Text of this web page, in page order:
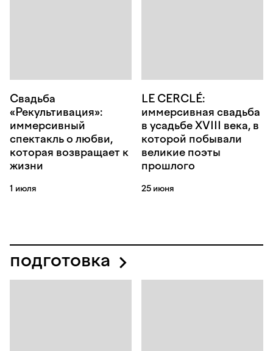
Свадьба
«Рекультивация»:
иммерсивный
спектакль о любви,
которая возвращает к
жизни
1 июля
LE CERCLÉ:
иммерсивная свадьба
в усадьбе XVIII века, в
которой побывали
великие поэты
прошлого
25 июня
подготовка